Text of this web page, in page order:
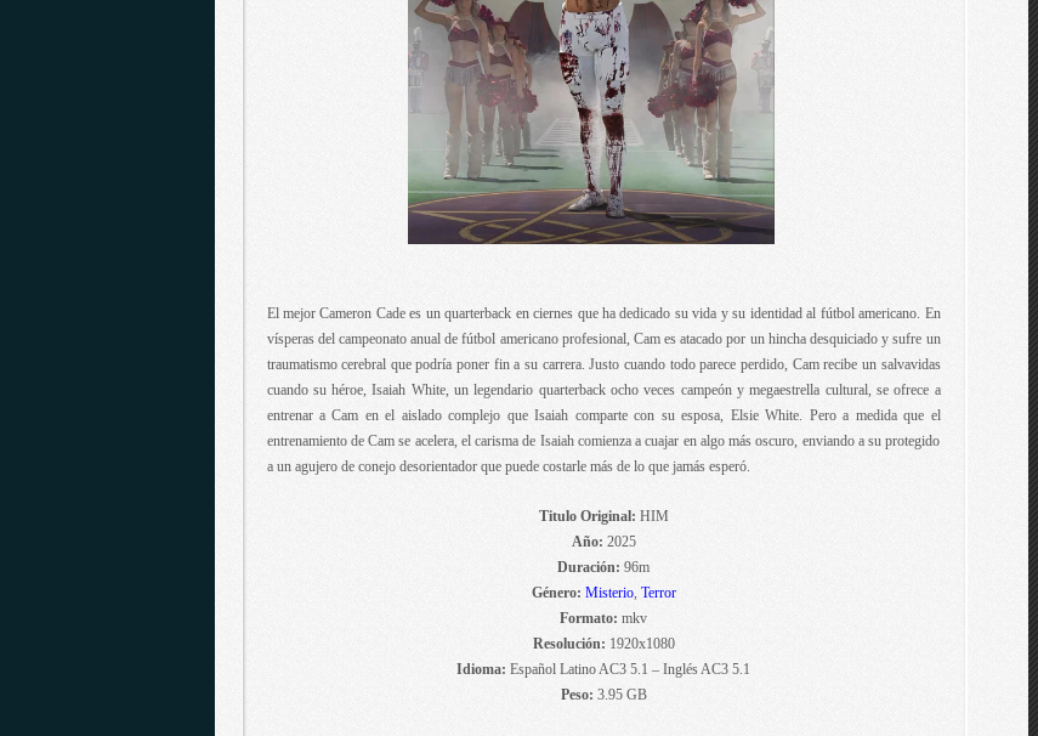
El mejor Cameron Cade es un quarterback en ciernes que ha dedicado su vida y su identidad al fútbol americano. En
vísperas del campeonato anual de fútbol americano profesional, Cam es atacado por un hincha desquiciado y sufre un
traumatismo cerebral que podría poner fin a su carrera. Justo cuando todo parece perdido, Cam recibe un salvavidas
cuando su héroe, Isaiah White, un legendario quarterback ocho veces campeón y megaestrella cultural, se ofrece a
entrenar a Cam en el aislado complejo que Isaiah comparte con su esposa, Elsie White. Pero a medida que el
entrenamiento de Cam se acelera, el carisma de Isaiah comienza a cuajar en algo más oscuro, enviando a su protegido
a un agujero de conejo desorientador que puede costarle más de lo que jamás esperó.
Titulo Original: HIM
Año: 2025
Duración: 96m
Género: Misterio, Terror
Formato: mkv
Resolución: 1920x1080
Idioma: Español Latino AC3 5.1 – Inglés AC3 5.1
Peso: 3.95 GB